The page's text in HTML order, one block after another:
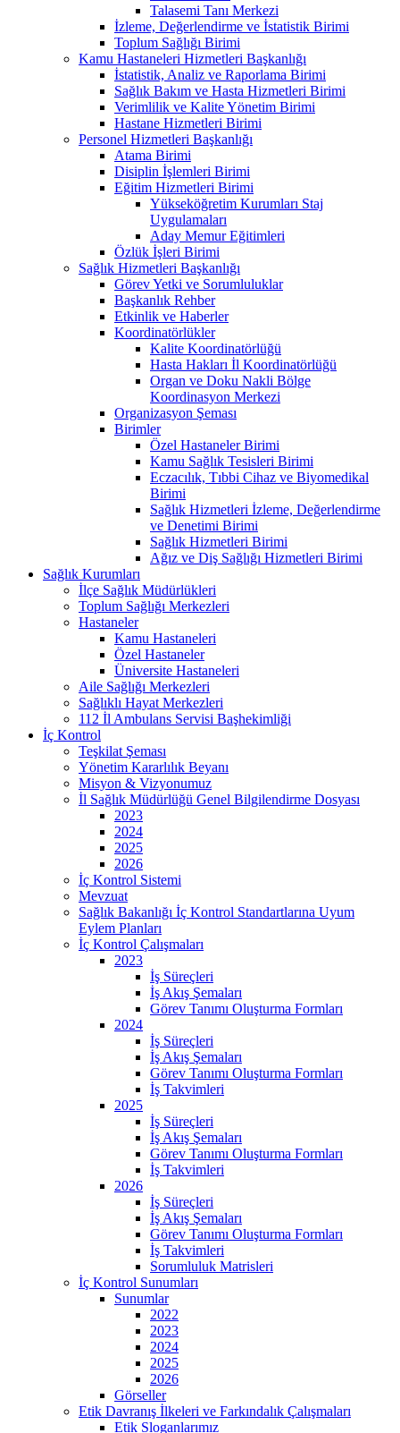
Talasemi Tanı Merkezi
İzleme, Değerlendirme ve İstatistik Birimi
Toplum Sağlığı Birimi
Kamu Hastaneleri Hizmetleri Başkanlığı
İstatistik, Analiz ve Raporlama Birimi
Sağlık Bakım ve Hasta Hizmetleri Birimi
Verimlilik ve Kalite Yönetim Birimi
Hastane Hizmetleri Birimi
Personel Hizmetleri Başkanlığı
Atama Birimi
Disiplin İşlemleri Birimi
Eğitim Hizmetleri Birimi
Yükseköğretim Kurumları Staj
Uygulamaları
Aday Memur Eğitimleri
Özlük İşleri Birimi
Sağlık Hizmetleri Başkanlığı
Görev Yetki ve Sorumluluklar
Başkanlık Rehber
Etkinlik ve Haberler
Koordinatörlükler
Kalite Koordinatörlüğü
Hasta Hakları İl Koordinatörlüğü
Organ ve Doku Nakli Bölge
Koordinasyon Merkezi
Organizasyon Şeması
Birimler
Özel Hastaneler Birimi
Kamu Sağlık Tesisleri Birimi
Eczacılık, Tıbbi Cihaz ve Biyomedikal
Birimi
Sağlık Hizmetleri İzleme, Değerlendirme
ve Denetimi Birimi
Sağlık Hizmetleri Birimi
Ağız ve Diş Sağlığı Hizmetleri Birimi
Sağlık Kurumları
İlçe Sağlık Müdürlükleri
Toplum Sağlığı Merkezleri
Hastaneler
Kamu Hastaneleri
Özel Hastaneler
Üniversite Hastaneleri
Aile Sağlığı Merkezleri
Sağlıklı Hayat Merkezleri
112 İl Ambulans Servisi Başhekimliği
İç Kontrol
Teşkilat Şeması
Yönetim Kararlılık Beyanı
Misyon & Vizyonumuz
İl Sağlık Müdürlüğü Genel Bilgilendirme Dosyası
2023
2024
2025
2026
İç Kontrol Sistemi
Mevzuat
Sağlık Bakanlığı İç Kontrol Standartlarına Uyum
Eylem Planları
İç Kontrol Çalışmaları
2023
İş Süreçleri
İş Akış Şemaları
Görev Tanımı Oluşturma Formları
2024
İş Süreçleri
İş Akış Şemaları
Görev Tanımı Oluşturma Formları
İş Takvimleri
2025
İş Süreçleri
İş Akış Şemaları
Görev Tanımı Oluşturma Formları
İş Takvimleri
2026
İş Süreçleri
İş Akış Şemaları
Görev Tanımı Oluşturma Formları
İş Takvimleri
Sorumluluk Matrisleri
İç Kontrol Sunumları
Sunumlar
2022
2023
2024
2025
2026
Görseller
Etik Davranış İlkeleri ve Farkındalık Çalışmaları
Etik Sloganlarımız